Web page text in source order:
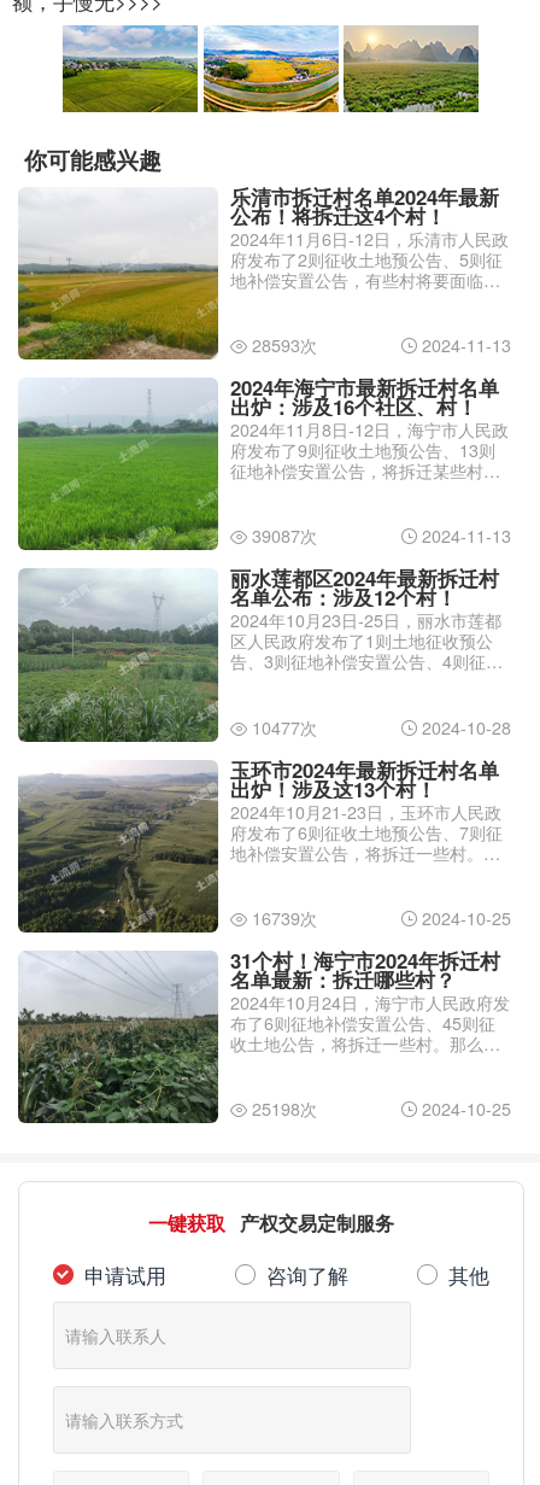
你可能感兴趣
乐清市拆迁村名单2024年最新
公布！将拆迁这4个村！
2024年11月6日-12日，乐清市人民政
府发布了2则征收土地预公告、5则征
地补偿安置公告，有些村将要面临征
 28593次  2024-11-13
2024年海宁市最新拆迁村名单
出炉：涉及16个社区、村！
2024年11月8日-12日，海宁市人民政
府发布了9则征收土地预公告、13则
征地补偿安置公告，将拆迁某些村的
 39087次  2024-11-13
丽水莲都区2024年最新拆迁村
名单公布：涉及12个村！
2024年10月23日-25日，丽水市莲都
区人民政府发布了1则土地征收预公
告、3则征地补偿安置公告、4则征地
2024年最新拆迁村名单有哪些？
 10477次  2024-10-28
玉环市2024年最新拆迁村名单
出炉！涉及这13个村！
2024年10月21-23日，玉环市人民政
府发布了6则征收土地预公告、7则征
地补偿安置公告，将拆迁一些村。那
 16739次  2024-10-25
31个村！海宁市2024年拆迁村
名单最新：拆迁哪些村？
2024年10月24日，海宁市人民政府发
布了6则征地补偿安置公告、45则征
收土地公告，将拆迁一些村。那么，
 25198次  2024-10-25
一键获取 产权交易定制服务
申请试用 咨询了解 其他